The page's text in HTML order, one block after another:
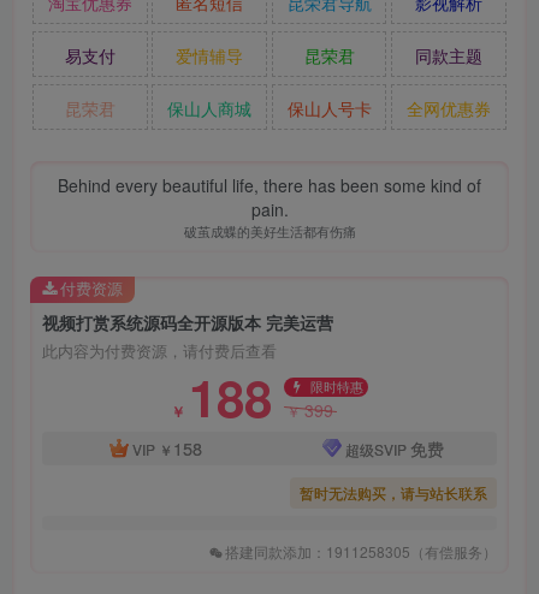
易支付 爱情辅导 昆荣君 同款主题
昆荣君 保山人商城 保山人号卡 全网优惠券
Behind every beautiful life, there has been some kind of
pain.
破茧成蝶的美好生活都有伤痛
视频打赏系统源码全开源版本 完美运营
此内容为付费资源，请付费后查看
￥ 188 限时特惠
￥399
VIP ￥ 158 超级SVIP 免费
暂时无法购买，请与站长联系
搭建同款添加：1911258305（有偿服务）
付费资源